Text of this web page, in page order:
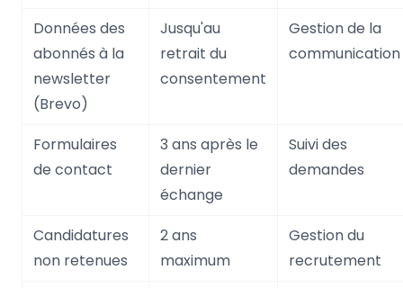
Données des
abonnés à la
newsletter
(Brevo)
Jusqu'au
retrait du
consentement
Gestion de la
communication
Formulaires
de contact
3 ans après le
dernier
échange
Suivi des
demandes
Candidatures
non retenues
2 ans
maximum
Gestion du
recrutement